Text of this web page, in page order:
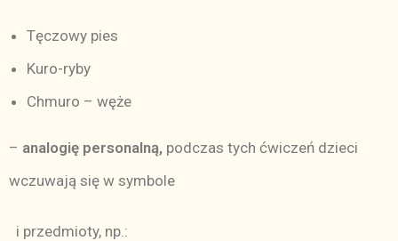
Tęczowy pies
Kuro-ryby
Chmuro – węże
– analogię personalną, podczas tych ćwiczeń dzieci
wczuwają się w symbole
i przedmioty, np.: